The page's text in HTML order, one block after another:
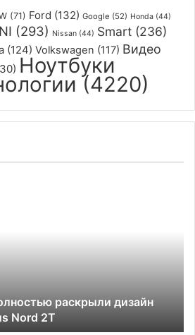
(71) Ford (132) Google (52) Honda (44)
(293) Nissan (44) Smart (236)
(124) Volkswagen (117) Видео
Ноутбуки
(4220)
раскрыли дизайн
Nord 2T